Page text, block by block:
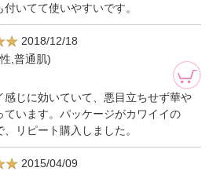
いてて使いやすいです。
2018/12/18
,普通肌)
感じに効いていて、悪目立ちせず華や
います。パッケージがカワイイの
リピート購入しました。
2015/04/09